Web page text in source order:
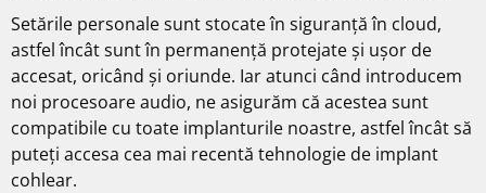
Setările personale sunt stocate în siguranță în cloud,
astfel încât sunt în permanență protejate și ușor de
accesat, oricând și oriunde. Iar atunci când introducem
noi procesoare audio, ne asigurăm că acestea sunt
compatibile cu toate implanturile noastre, astfel încât să
puteți accesa cea mai recentă tehnologie de implant
cohlear. ‌